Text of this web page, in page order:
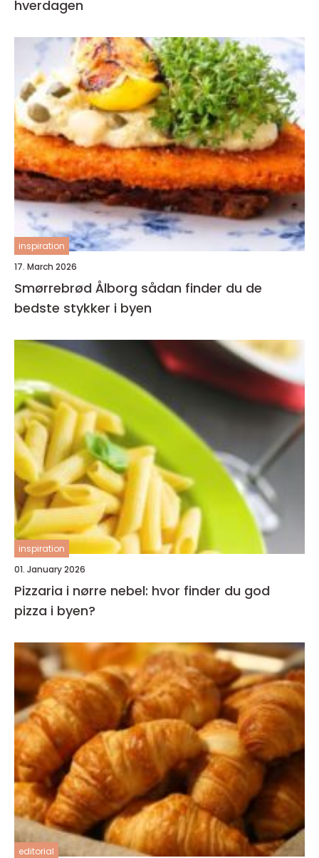
hverdagen
inspiration
17. March 2026
Smørrebrød Ålborg sådan finder du de
bedste stykker i byen
inspiration
01. January 2026
Pizzaria i nørre nebel: hvor finder du god
pizza i byen?
editorial